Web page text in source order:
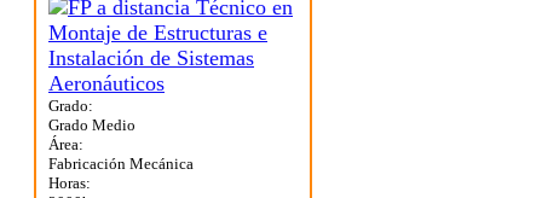
Grado:
Grado Medio
Área:
Fabricación Mecánica
Horas: